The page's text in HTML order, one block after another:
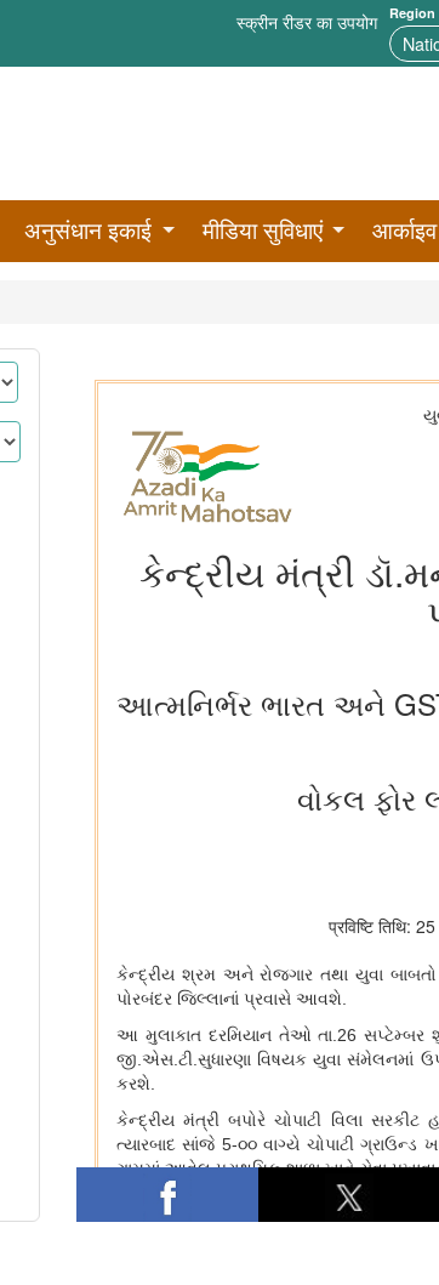
स्क्रीन रीडर का उपयोग Region
अनुसंधान इकाई मीडिया सुविधाएं आर्काइव